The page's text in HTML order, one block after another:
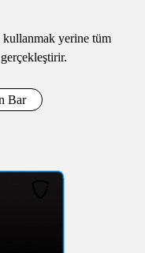
kullanmak yerine tüm
Bar